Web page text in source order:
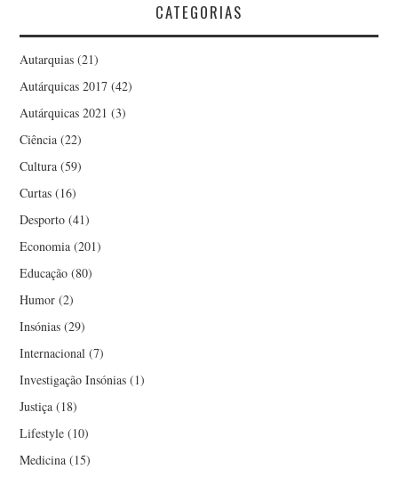
CATEGORIAS
Autarquias (21)
Autárquicas 2017 (42)
Autárquicas 2021 (3)
Ciência (22)
Cultura (59)
Curtas (16)
Desporto (41)
Economia (201)
Educação (80)
Humor (2)
Insónias (29)
Internacional (7)
Investigação Insónias (1)
Justiça (18)
Lifestyle (10)
Medicina (15)